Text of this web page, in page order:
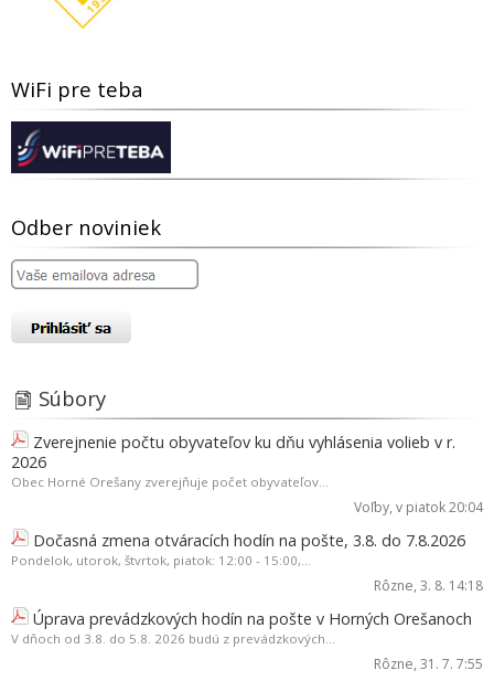
WiFi pre teba
Odber noviniek
Súbory
Zverejnenie počtu obyvateľov ku dňu vyhlásenia volieb v r.
2026
Obec Horné Orešany zverejňuje počet obyvateľov...
Voľby, v piatok 20:04
Dočasná zmena otváracích hodín na pošte, 3.8. do 7.8.2026
Pondelok, utorok, štvrtok, piatok: 12:00 - 15:00,...
Rôzne, 3. 8. 14:18
Úprava prevádzkových hodín na pošte v Horných Orešanoch
V dňoch od 3.8. do 5.8. 2026 budú z prevádzkových...
Rôzne, 31. 7. 7:55